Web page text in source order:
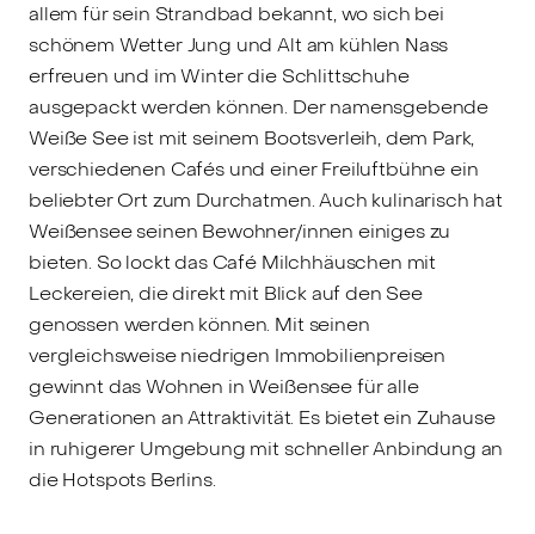
allem für sein Strandbad bekannt, wo sich bei
schönem Wetter Jung und Alt am kühlen Nass
erfreuen und im Winter die Schlittschuhe
ausgepackt werden können. Der namensgebende
Weiße See ist mit seinem Bootsverleih, dem Park,
verschiedenen Cafés und einer Freiluftbühne ein
beliebter Ort zum Durchatmen. Auch kulinarisch hat
Weißensee seinen Bewohner/innen einiges zu
bieten. So lockt das Café Milchhäuschen mit
Leckereien, die direkt mit Blick auf den See
genossen werden können. Mit seinen
vergleichsweise niedrigen Immobilienpreisen
gewinnt das Wohnen in Weißensee für alle
Generationen an Attraktivität. Es bietet ein Zuhause
in ruhigerer Umgebung mit schneller Anbindung an
die Hotspots Berlins.